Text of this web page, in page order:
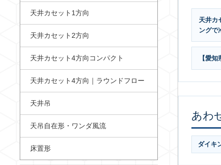
天井カ
ングで
【愛
あわ
ダイキ
天井カセット1方向
天井カセット2方向
天井カセット4方向コンパクト
天井カセット4方向｜ラウンドフロー
天井吊
天吊自在形・ワンダ風流
床置形